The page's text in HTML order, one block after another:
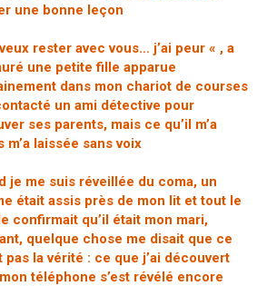
une bonne leçon
rester avec vous… j’ai peur « , a
une petite fille apparue
dans mon chariot de courses
un ami détective pour
ses parents, mais ce qu’il m’a
m’a laissée sans voix
je me suis réveillée du coma, un
était assis près de mon lit et tout le
confirmait qu’il était mon mari,
quelque chose me disait que ce
pas la vérité : ce que j’ai découvert
téléphone s’est révélé encore